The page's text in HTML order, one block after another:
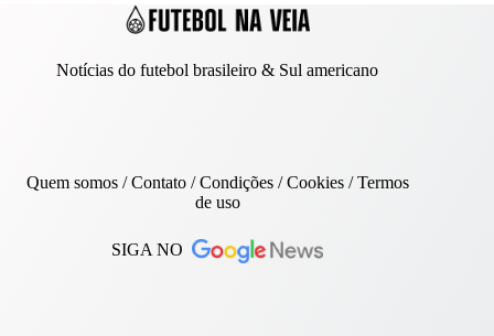
Notícias do futebol brasileiro & Sul americano
Quem somos/Contato/ Condições /Cookies/Termos
de uso
SIGA NO